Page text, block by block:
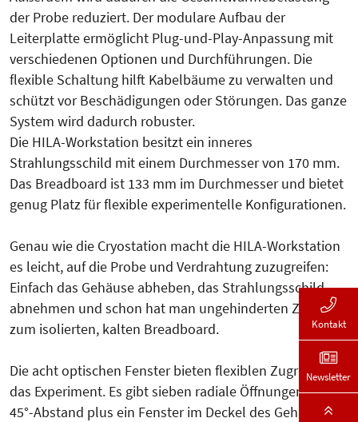
der Probe reduziert. Der modulare Aufbau der
Leiterplatte ermöglicht Plug-und-Play-Anpassung mit
verschiedenen Op­tionen und Durchführungen. Die
flexible Schaltung hilft Kabelbäume zu verwalten und
schützt vor Beschä­di­gungen oder Störungen. Das ganze
Sys­tem wird dadurch robuster.
Die HILA-Workstation besitzt ein inneres
Strahlungsschild mit einem Durchmesser von 170 mm.
Das Bread­board ist 133 mm im Durch­messer und bietet
genug Platz für flexible experimentelle Kon­fi­gu­rationen.
Genau wie die Cryostation macht die HILA-Workstation
es leicht, auf die Probe und Verdrahtung zuzugreifen:
Einfach das Gehäuse abheben, das Strah­lungsschild
abnehmen und schon hat man ungehinderten Zugang
zum isolierten, kalten Breadboard.
Die acht optischen Fenster bieten flexiblen Zugriff auf
das Experiment. Es gibt sieben radiale Öffnungen im
45°-Abstand plus ein Fenster im Deckel des Gehäuses.
Kontakt
Newsletter